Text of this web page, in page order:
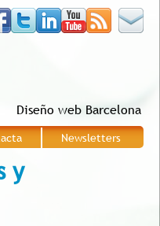
Diseño web Barcelona
Newsletters
y